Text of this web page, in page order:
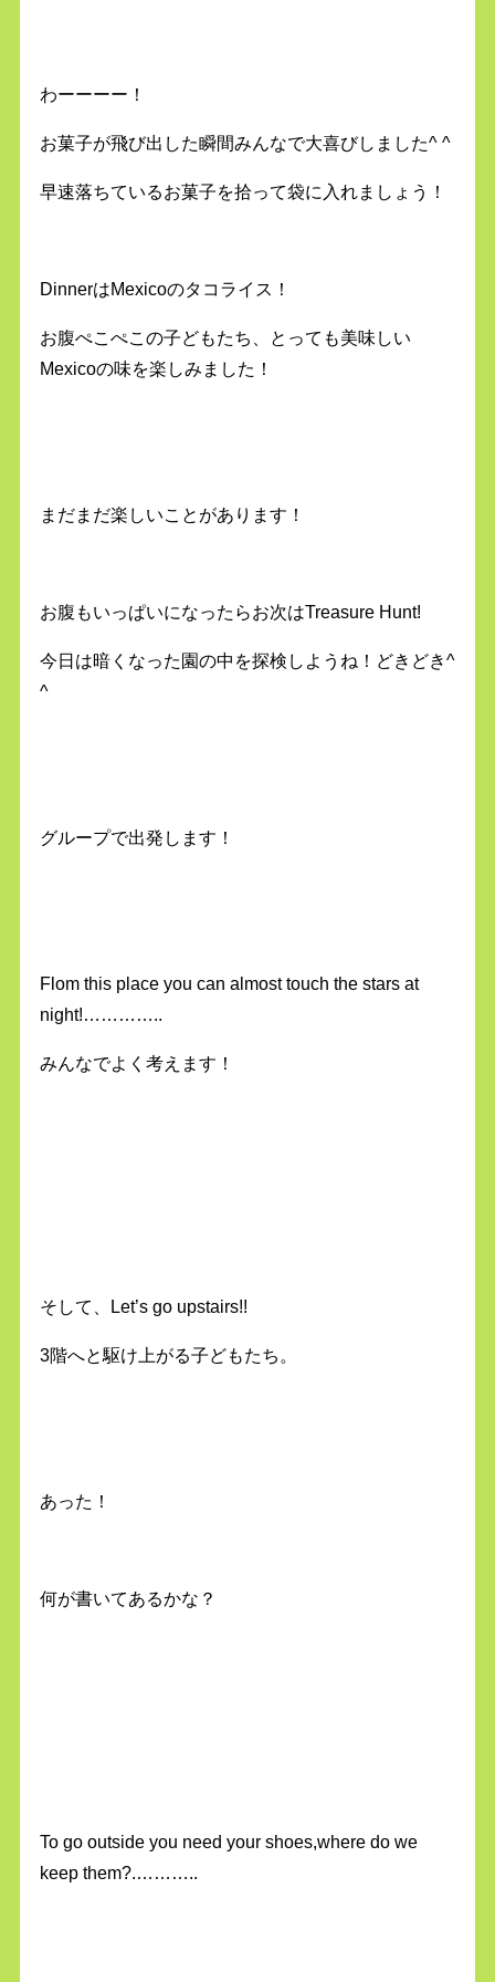
わーーーー！
お菓子が飛び出した瞬間みんなで大喜びしました^ ^
早速落ちているお菓子を拾って袋に入れましょう！
DinnerはMexicoのタコライス！
お腹ぺこぺこの子どもたち、とっても美味しい
Mexicoの味を楽しみました！
まだまだ楽しいことがあります！
お腹もいっぱいになったらお次はTreasure Hunt!
今日は暗くなった園の中を探検しようね！どきどき^
^
グループで出発します！
Flom this place you can almost touch the stars at
night!…………..
みんなでよく考えます！
そして、Let’s go upstairs!!
3階へと駆け上がる子どもたち。
あった！
何が書いてあるかな？
To go outside you need your shoes,where do we
keep them?.………..